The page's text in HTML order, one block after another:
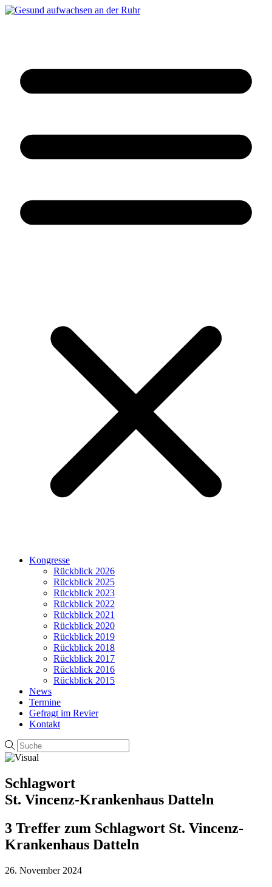
Kongresse
Rückblick 2026
Rückblick 2025
Rückblick 2023
Rückblick 2022
Rückblick 2021
Rückblick 2020
Rückblick 2019
Rückblick 2018
Rückblick 2017
Rückblick 2016
Rückblick 2015
News
Termine
Gefragt im Revier
Kontakt
Schlagwort
St. Vincenz-Krankenhaus Datteln
3 Treffer zum Schlagwort St. Vincenz-
Krankenhaus Datteln
26. November 2024